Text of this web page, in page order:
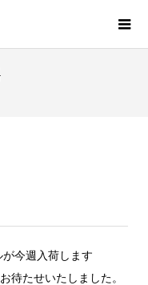
今週入荷します
待たせいたしました。